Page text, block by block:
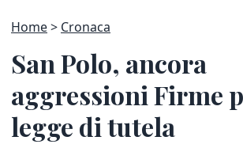
Home Cronaca
San Polo, ancora
aggressioni Firme
legge di tutela